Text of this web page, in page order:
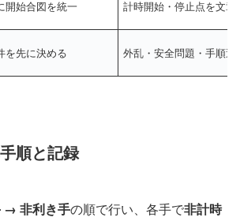
開始合図を統一 計時開始・停止点を文章
を先に決める 外乱・安全問題・手順
順と記録
→ 非利き手の順で行い、各手で非計時